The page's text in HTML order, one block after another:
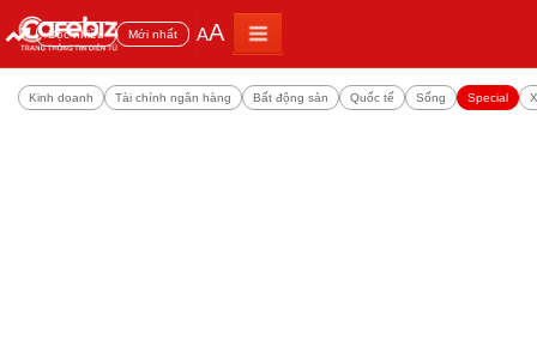
Đọc nhiều Mới nhất AA
Kinh doanh Tài chính ngân hàng Bất động sản Quốc tế Sống Special